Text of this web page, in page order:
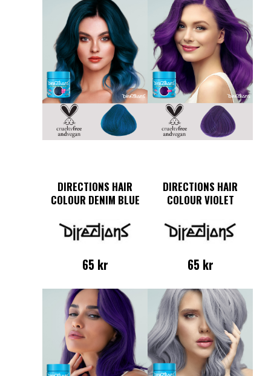
DIRECTIONS HAIR
COLOUR DENIM BLUE
65 kr
DIRECTIONS HAIR
COLOUR VIOLET
65 kr